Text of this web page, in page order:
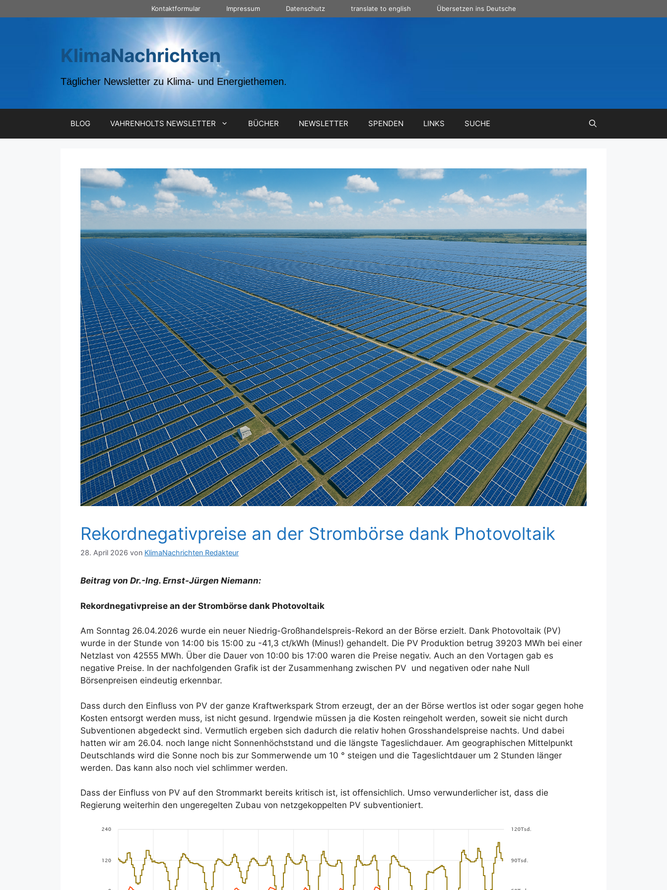
Inhalt
Kontaktformular Impressum Datenschutz translate to english Übersetzen ins Deutsche
KlimaNachrichten
Täglicher Newsletter zu Klima- und Energiethemen.
BLOG VAHRENHOLTS NEWSLETTER BÜCHER NEWSLETTER SPENDEN LINKS SUCHE
Rekordnegativpreise an der Strombörse dank Photovoltaik
28. April 2026 von KlimaNachrichten Redakteur
Beitrag von Dr.-Ing. Ernst-Jürgen Niemann:
Rekordnegativpreise an der Strombörse dank Photovoltaik
Am Sonntag 26.04.2026 wurde ein neuer Niedrig-Großhandelspreis-Rekord an der Börse erzielt. Dank Photovoltaik (PV)
wurde in der Stunde von 14:00 bis 15:00 zu -41,3 ct/kWh (Minus!) gehandelt. Die PV Produktion betrug 39203 MWh bei einer
Netzlast von 42555 MWh. Über die Dauer von 10:00 bis 17:00 waren die Preise negativ. Auch an den Vortagen gab es
negative Preise. In der nachfolgenden Grafik ist der Zusammenhang zwischen PV und negativen oder nahe Null
Börsenpreisen eindeutig erkennbar.
Dass durch den Einfluss von PV der ganze Kraftwerkspark Strom erzeugt, der an der Börse wertlos ist oder sogar gegen hohe
Kosten entsorgt werden muss, ist nicht gesund. Irgendwie müssen ja die Kosten reingeholt werden, soweit sie nicht durch
Subventionen abgedeckt sind. Vermutlich ergeben sich dadurch die relativ hohen Grosshandelspreise nachts. Und dabei
hatten wir am 26.04. noch lange nicht Sonnenhöchststand und die längste Tageslichdauer. Am geographischen Mittelpunkt
Deutschlands wird die Sonne noch bis zur Sommerwende um 10 ° steigen und die Tageslichtdauer um 2 Stunden länger
werden. Das kann also noch viel schlimmer werden.
Dass der Einfluss von PV auf den Strommarkt bereits kritisch ist, ist offensichlich. Umso verwunderlicher ist, dass die
Regierung weiterhin den ungeregelten Zubau von netzgekoppelten PV subventioniert.